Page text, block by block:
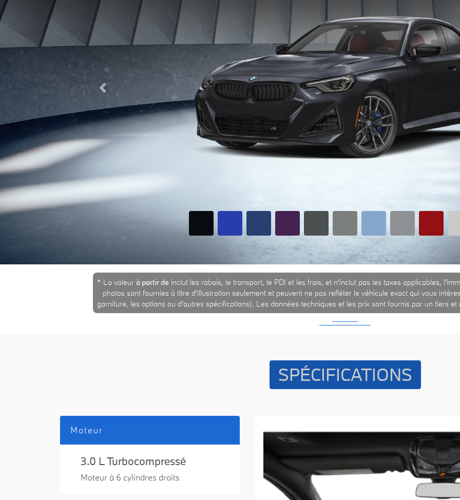
Previous
* La valeur à partir de inclut les rabais, le transport, le PDI et les frais, et n'inclut pas les taxes applicables,
photos sont fournies à titre d'illustration seulement et peuvent ne pas refléter le véhicule exact qui vous
garniture, les options ou d'autres spécifications). Les données techniques et les prix sont fournis par un tiers
SPÉCIFICATIONS
Moteur
3.0 L Turbocompressé
Moteur à 6 cylindres droits